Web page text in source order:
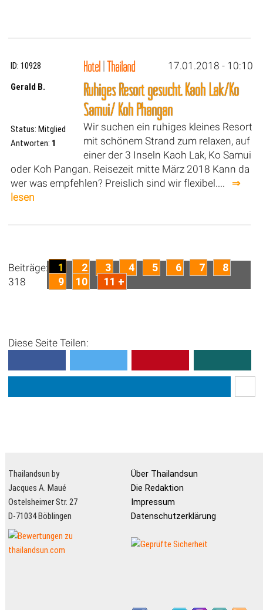
ID: 10928 Hotel|Thailand 17.01.2018 - 10:10
Gerald B.
Status: Mitglied
Antworten: 1
Ruhiges Resort gesucht. Kaoh Lak/Ko
Samui/ Koh Phangan
Wir suchen ein ruhiges kleines Resort
mit schönem Strand zum relaxen, auf
einer der 3 Inseln Kaoh Lak, Ko Samui
oder Koh Pangan. Reisezeit mitte März 2018 Kann da
wer was empfehlen? Preislich sind wir flexibel.... ⇒
lesen
Beiträge:
318
1 2 3 4 5 6 7
8
9
10 11 +
Diese Seite Teilen:
Thailandsun by
Jacques A. Maué
Ostelsheimer Str. 27
D-71034 Böblingen
Über Thailandsun
Die Redaktion
Impressum
Datenschutzerklärung